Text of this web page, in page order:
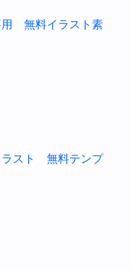
無料イラスト素
スト 無料テンプ